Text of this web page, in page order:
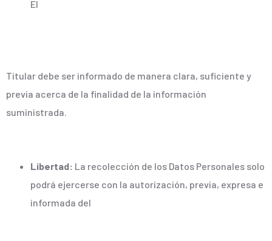
El
Titular debe ser informado de manera clara, suficiente y
previa acerca de la finalidad de la información
suministrada.
Libertad: La recolección de los Datos Personales solo
podrá ejercerse con la autorización, previa, expresa e
informada del